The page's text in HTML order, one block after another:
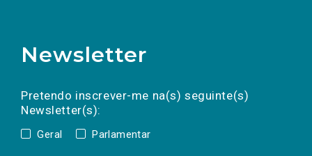
Newsletter
Pretendo inscrever-me na(s) seguinte(s)
Newsletter(s):
Geral Parlamentar
a(s) newsletter(s).
mail